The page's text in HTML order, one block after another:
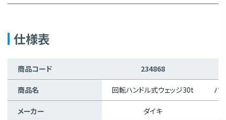
仕様表
商品コード 234868
商品名 回転ハンドル式ウェッジ30t パ
メーカー ダイキ